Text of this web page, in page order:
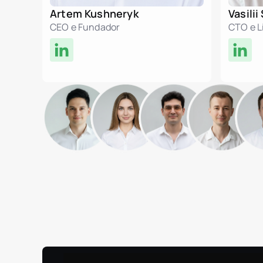
Artem Kushneryk
CEO e Fundador
Vasilii
CTO e